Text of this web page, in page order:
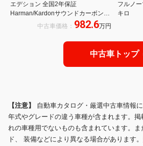
エデション 全国2年保証
Harman/Kardonサウンドカーボンミ
ラーキヤップアダプティブLEDライ
+TVUV カットガラスワイヤレス充電
中古車価格： 982.6万円
フルノ
キロ
中古車トップ
【注意】 自動車カタログ・厳選中古車情報
年式やグレードの違う車種が含まれます。
れの車種用でないものも含まれています。
ド、 装備などにより異なる場合があります